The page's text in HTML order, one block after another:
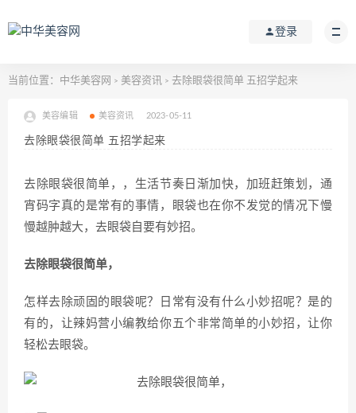
登录
当前位置： 中华美容网 > 美容资讯 > 去除眼袋很简单 五招学起来
美容编辑 美容资讯 2023-05-11
去除眼袋很简单 五招学起来
去除眼袋很简单，，生活节奏日渐加快，加班赶策划，通
宵码字真的是常有的事情，眼袋也在你不发觉的情况下慢
慢越肿越大，去眼袋自要有妙招。
去除眼袋很简单，
怎样去除顽固的眼袋呢？日常有没有什么小妙招呢？是的
有的，让辣妈营小编教给你五个非常简单的小妙招，让你
轻松去眼袋。